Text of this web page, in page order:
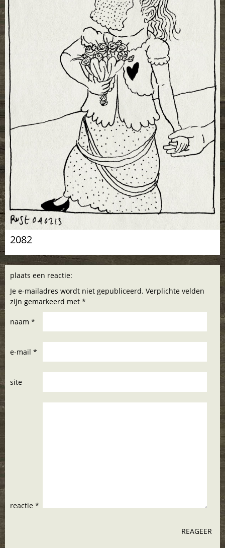
2082
plaats een reactie:
Je e-mailadres wordt niet gepubliceerd. Verplichte velden
zijn gemarkeerd met *
naam *
e-mail *
site
reactie *
REAGEER